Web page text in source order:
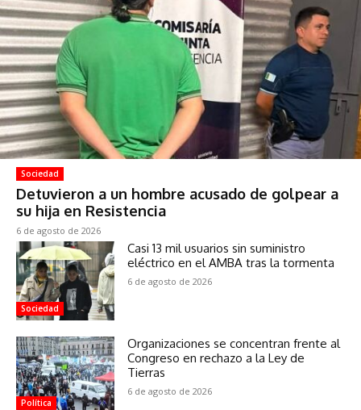
Sociedad
Detuvieron a un hombre acusado de golpear a
su hija en Resistencia
6 de agosto de 2026
Sociedad
Casi 13 mil usuarios sin suministro
eléctrico en el AMBA tras la tormenta
6 de agosto de 2026
Política
Organizaciones se concentran frente al
Congreso en rechazo a la Ley de
Tierras
6 de agosto de 2026